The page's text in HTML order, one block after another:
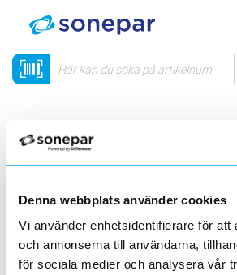
Denna webbplats använder cookies
Vi använder enhetsidentifierare för att
och annonserna till användarna,
för sociala medier och analysera vår